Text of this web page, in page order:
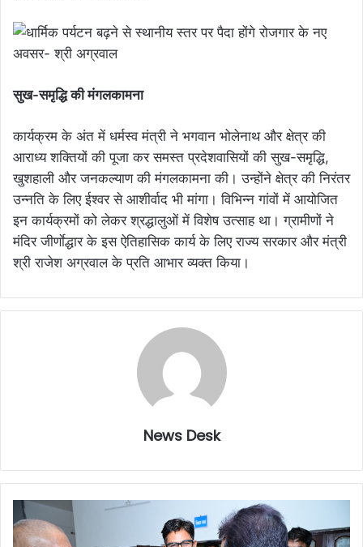
सुख-समृद्धि की मंगलकामना
कार्यक्रम के अंत में धर्मस्व मंत्री ने भगवान भोलेनाथ और क्षेत्र की
आराध्य शक्तियों की पूजा कर समस्त प्रदेशवासियों की सुख-समृद्धि,
खुशहाली और जनकल्याण की मंगलकामना की। उन्होंने क्षेत्र की निरंतर
उन्नति के लिए ईश्वर से आशीर्वाद भी मांगा। विभिन्न गांवों में आयोजित
इन कार्यक्रमों को लेकर श्रद्धालुओं में विशेष उत्साह था। ग्रामीणों ने
मंदिर जीर्णाेद्धार के इस ऐतिहासिक कार्य के लिए राज्य सरकार और मंत्री
श्री राजेश अग्रवाल के प्रति आभार व्यक्त किया।
News Desk